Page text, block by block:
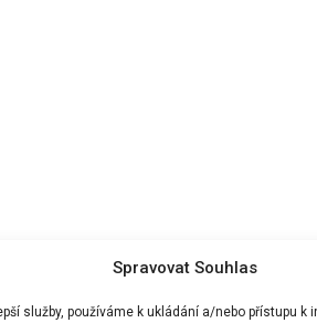
Spravovat Souhlas
služby, používáme k ukládání a/nebo přístupu